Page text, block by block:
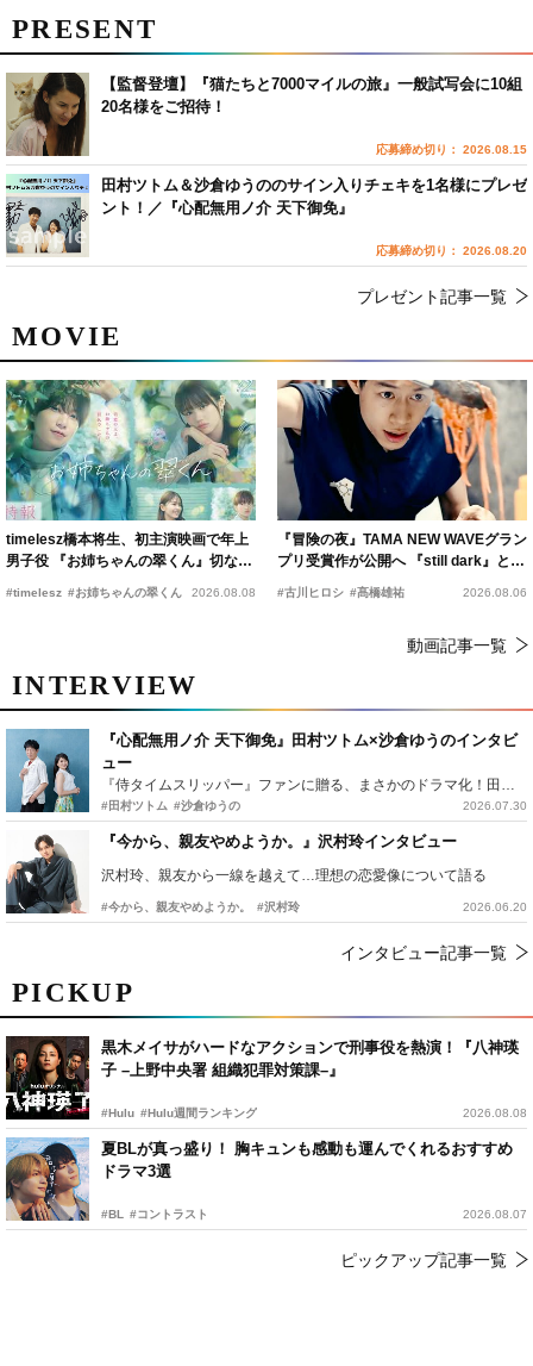
PICKUP
黒木メイサがハードなアクションで刑事役を熱演！『八神瑛
子 –上野中央署 組織犯罪対策課–』
#Hulu #Hulu週間ランキング 2026.08.08
夏BLが真っ盛り！ 胸キュンも感動も運んでくれるおすすめ
ドラマ3選
#BL #コントラスト 2026.08.07
ピックアップ記事一覧
MOVIE
timelesz橋本将生、初主演映画で年上
男子役 『お姉ちゃんの翠くん』切ない
恋の幕開けを予感
#timelesz #お姉ちゃんの翠くん 2026.08.08
『冒険の夜』TAMA NEW WAVEグラン
プリ受賞作が公開へ 『still dark』と同
時上映決定
#古川ヒロシ #髙橋雄祐 2026.08.06
動画記事一覧
INTERVIEW
『心配無用ノ介 天下御免』田村ツトム×沙倉ゆうのインタビ
ュー
『侍タイムスリッパー』ファンに贈る、まさかのドラマ化！田村ツトム×沙倉ゆうのが語る『心配無用ノ介』撮影秘話
#田村ツトム #沙倉ゆうの 2026.07.30
『今から、親友やめようか。』沢村玲インタビュー
沢村玲、親友から一線を越えて…理想の恋愛像について語る
#今から、親友やめようか。 #沢村玲 2026.06.20
インタビュー記事一覧
PRESENT
【監督登壇】『猫たちと7000マイルの旅』一般試写会に10組
20名様をご招待！
応募締め切り： 2026.08.15
田村ツトム＆沙倉ゆうののサイン入りチェキを1名様にプレゼ
ント！／『心配無用ノ介 天下御免』
応募締め切り： 2026.08.20
プレゼント記事一覧